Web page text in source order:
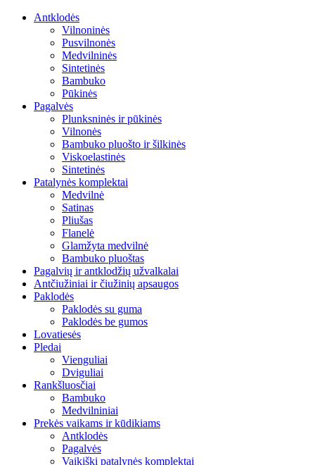
Antklodės
Vilnoninės
Pusvilnonės
Medvilninės
Sintetinės
Bambuko
Pūkinės
Pagalvės
Plunksninės ir pūkinės
Vilnonės
Bambuko pluošto ir šilkinės
Viskoelastinės
Sintetinės
Patalynės komplektai
Medvilnė
Satinas
Pliušas
Flanelė
Glamžyta medvilnė
Bambuko pluoštas
Pagalvių ir antklodžių užvalkalai
Antčiužiniai ir čiužinių apsaugos
Paklodės
Paklodės su guma
Paklodės be gumos
Lovatiesės
Pledai
Vienguliai
Dviguliai
Rankšluosčiai
Bambuko
Medvilniniai
Prekės vaikams ir kūdikiams
Antklodės
Pagalvės
Vaikiški patalynės komplektai